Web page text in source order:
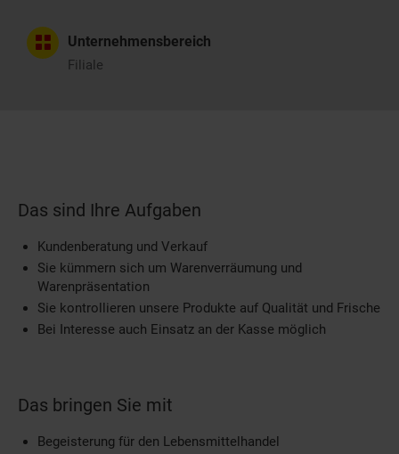
Unternehmensbereich
Filiale
Das sind Ihre Aufgaben
Kundenberatung und Verkauf
Sie kümmern sich um Warenverräumung und
Warenpräsentation
Sie kontrollieren unsere Produkte auf Qualität und Frische
Bei Interesse auch Einsatz an der Kasse möglich
Das bringen Sie mit
Begeisterung für den Lebensmittelhandel